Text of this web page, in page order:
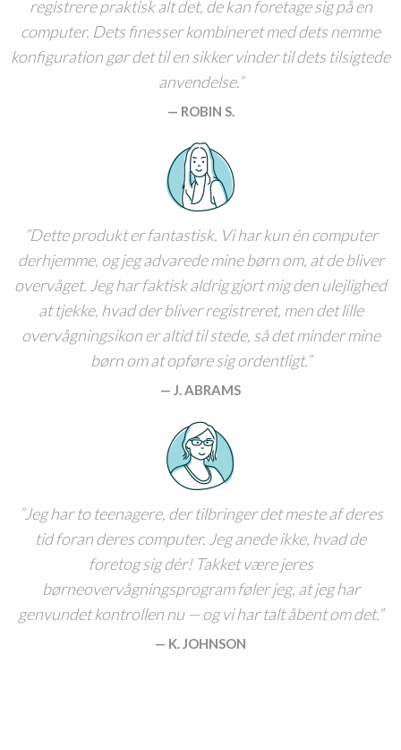
registrere praktisk alt det, de kan foretage sig på en
computer. Dets finesser kombineret med dets nemme
konfiguration gør det til en sikker vinder til dets tilsigtede
anvendelse.
ROBIN S.
Dette produkt er fantastisk. Vi har kun én computer
derhjemme, og jeg advarede mine børn om, at de bliver
overvåget. Jeg har faktisk aldrig gjort mig den ulejlighed
at tjekke, hvad der bliver registreret, men det lille
overvågningsikon er altid til stede, så det minder mine
børn om at opføre sig ordentligt.
J. ABRAMS
Jeg har to teenagere, der tilbringer det meste af deres
tid foran deres computer. Jeg anede ikke, hvad de
foretog sig dér! Takket være jeres
børneovervågningsprogram føler jeg, at jeg har
genvundet kontrollen nu — og vi har talt åbent om det.
K. JOHNSON